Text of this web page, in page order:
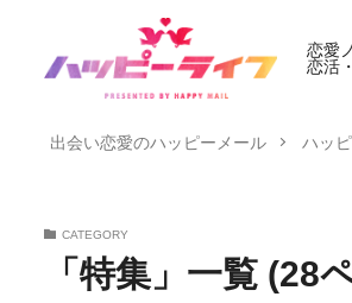
恋愛
恋活
出会い恋愛のハッピーメール ハッ
CATEGORY
「特集」一覧 (28